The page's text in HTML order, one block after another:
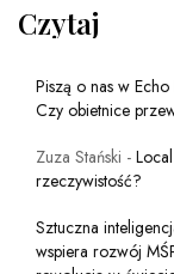
Czytaj
Piszą o nas w
Czy obietnice
Zuza Stański -
rzeczywistość?
Sztuczna
wspiera rozwój